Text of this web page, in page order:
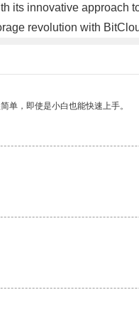
its innovative approach
revolution with
单，即使是小白也能快速上手。